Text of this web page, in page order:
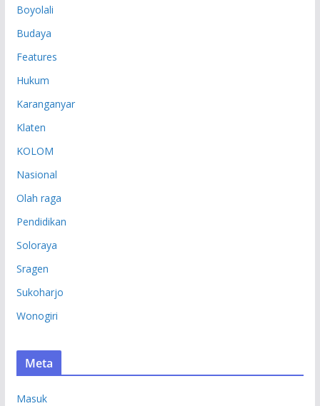
Boyolali
Budaya
Features
Hukum
Karanganyar
Klaten
KOLOM
Nasional
Olah raga
Pendidikan
Soloraya
Sragen
Sukoharjo
Wonogiri
Meta
Masuk